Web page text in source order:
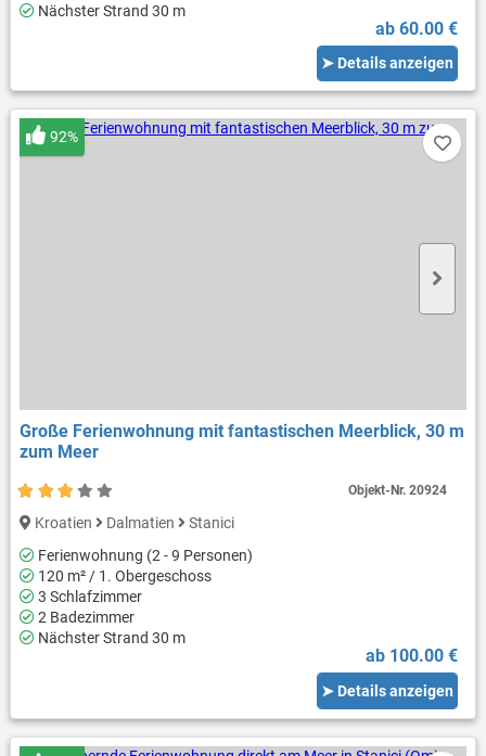
Nächster Strand 30 m
ab 60.00 €
➤ Details anzeigen
Große Ferienwohnung mit fantastischen Meerblick, 30 m
zum Meer
92%
Kroatien Dalmatien
Stanici
Ferienwohnung (2 - 9 Personen)
120 m² / 1. Obergeschoss
3 Schlafzimmer
2 Badezimmer
Nächster Strand 30 m
ab 100.00 €
➤ Details anzeigen
Objekt-Nr.20924